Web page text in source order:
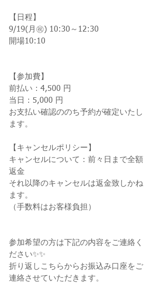
【日程】
9/19(月㊗) 10:30～12:30
開場10:10
【参加費】
前払い：4,500 円
当日：5,000 円
お支払い確認ののち予約が確定いたし
ます。
【キャンセルポリシー】
キャンセルについて：前々日まで全額
返金
それ以降のキャンセルは返金致しかね
ます。
（手数料はお客様負担）
参加希望の方は下記の内容をご連絡く
ださい✨✨
折り返しこちらからお振込み口座をご
連絡させていただきます。